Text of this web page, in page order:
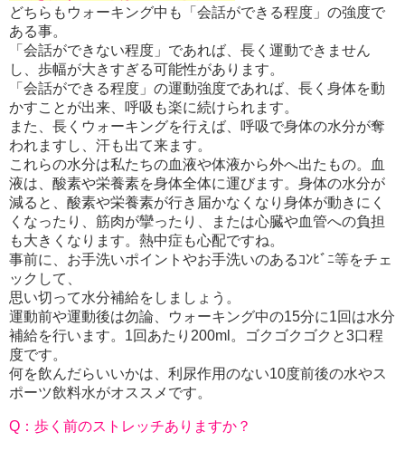
どちらもウォーキング中も「会話ができる程度」の強度で
ある事。
「会話ができない程度」であれば、長く運動できません
し、歩幅が大きすぎる可能性があります。
「会話ができる程度」の運動強度であれば、長く身体を動
かすことが出来、呼吸も楽に続けられます。
また、長くウォーキングを行えば、呼吸で身体の水分が奪
われますし、汗も出て来ます。
これらの水分は私たちの血液や体液から外へ出たもの。血
液は、酸素や栄養素を身体全体に運びます。身体の水分が
減ると、酸素や栄養素が行き届かなくなり身体が動きにく
くなったり、筋肉が攣ったり、または心臓や血管への負担
も大きくなります。熱中症も心配ですね。
事前に、お手洗いポイントやお手洗いのあるｺﾝﾋﾞﾆ等をチェ
ックして、
思い切って水分補給をしましょう。
運動前や運動後は勿論、ウォーキング中の15分に1回は水分
補給を行います。1回あたり200ml。
ゴクゴクゴクと3口程
度です。
何を飲んだらいいかは、利尿作用のない10度前後の水やス
ポーツ飲料水がオススメです。
Q：歩く前のストレッチありますか？